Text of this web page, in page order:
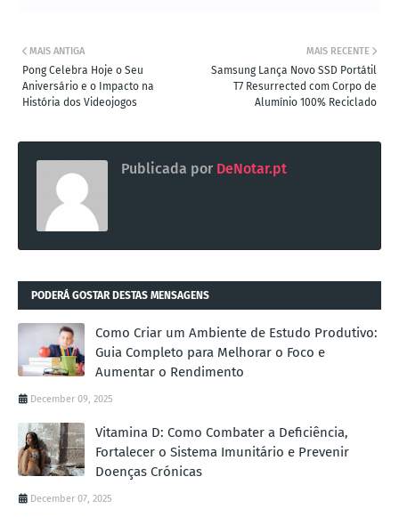
MAIS RECENTE
Samsung Lança Novo SSD Portátil
T7 Resurrected com Corpo de
Alumínio 100% Reciclado
MAIS ANTIGA
Pong Celebra Hoje o Seu
Aniversário e o Impacto na
História dos Videojogos
Publicada por DeNotar.pt
PODERÁ GOSTAR DESTAS MENSAGENS
Como Criar um Ambiente de Estudo Produtivo:
Guia Completo para Melhorar o Foco e
Aumentar o Rendimento
December 09, 2025
Vitamina D: Como Combater a Deficiência,
Fortalecer o Sistema Imunitário e Prevenir
Doenças Crónicas
December 07, 2025